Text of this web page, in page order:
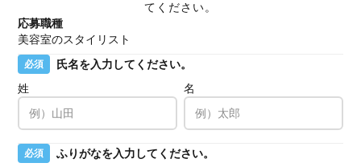
てください。
応募職種
美容室のスタイリスト
必須
氏名を入力してください。
姓
名
必須
ふりがなを入力してください。